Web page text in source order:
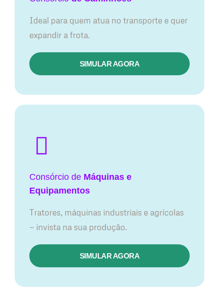
Ideal para quem atua no transporte e quer
expandir a frota.
SIMULAR AGORA
Consórcio de Máquinas e
Equipamentos
Tratores, máquinas industriais e agrícolas
— invista na sua produção.
SIMULAR AGORA